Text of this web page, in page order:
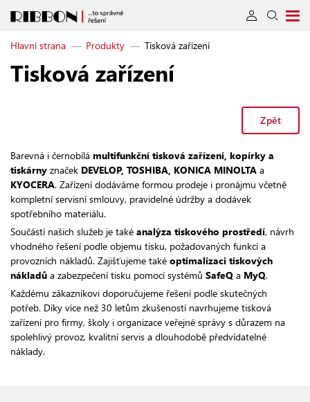
Hlavní strana — Produkty — Tisková zařízení
Tisková zařízení
Zpět
Barevná i černobílá multifunkční tisková zařízení, kopírky a
tiskárny značek DEVELOP, TOSHIBA, KONICA MINOLTA a
KYOCERA. Zařízení dodáváme formou prodeje i pronájmu včetně
kompletní servisní smlouvy, pravidelné údržby a dodávek
spotřebního materiálu.
Součástí našich služeb je také analýza tiskového prostředí, návrh
vhodného řešení podle objemu tisku, požadovaných funkcí a
provozních nákladů. Zajišťujeme také optimalizaci tiskových
nákladů a zabezpečení tisku pomocí systémů SafeQ a MyQ.
Každému zákazníkovi doporučujeme řešení podle skutečných
potřeb. Díky více než 30 letům zkušeností navrhujeme tisková
zařízení pro firmy, školy i organizace veřejné správy s důrazem na
spolehlivý provoz, kvalitní servis a dlouhodobě předvídatelné
náklady.